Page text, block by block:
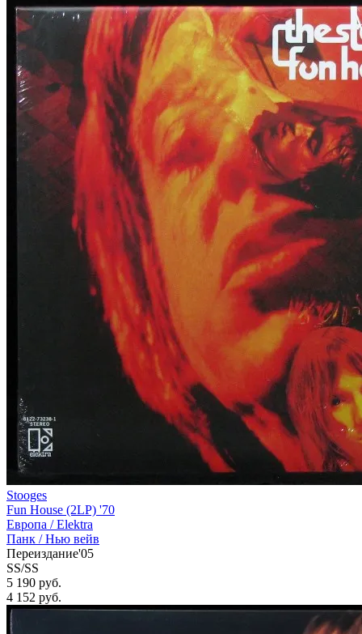
Stooges
Fun House (2LP) '70
Европа /Elektra
Панк / Нью вейв
Переиздание'05
SS/SS
5 190 руб.
4 152 руб.